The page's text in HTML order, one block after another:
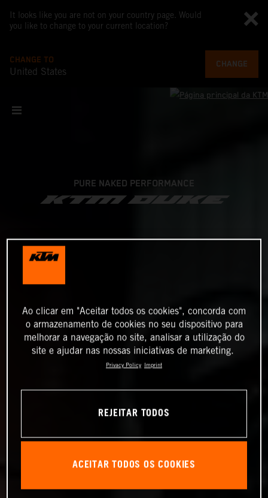
It looks like you are not on your country page. Would
you like to change to your current location?
CHANGE TO
United States
CHANGE
PURE NAKED PERFORMANCE
KTM DUKE
Ao clicar em "Aceitar todos os cookies", concorda com
o armazenamento de cookies no seu dispositivo para
melhorar a navegação no site, analisar a utilização do
site e ajudar nas nossas iniciativas de marketing.
Privacy Policy Imprint
REJEITAR TODOS
ACEITAR TODOS OS COOKIES